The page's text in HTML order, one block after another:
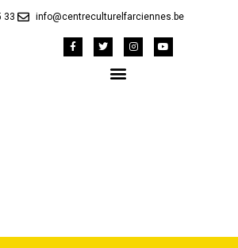
33 info@centreculturelfarciennes.be